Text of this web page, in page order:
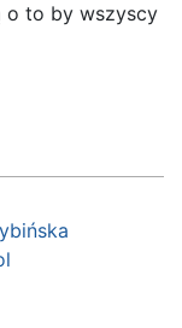
o to by wszyscy